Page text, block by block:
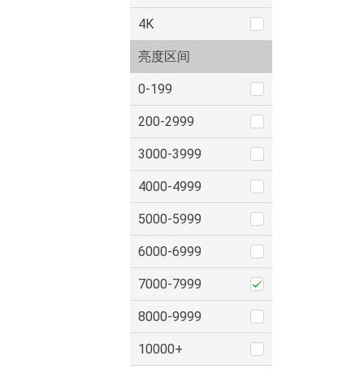
4K
亮度区间
0-199
200-2999
3000-3999
4000-4999
5000-5999
6000-6999
7000-7999
8000-9999
10000+